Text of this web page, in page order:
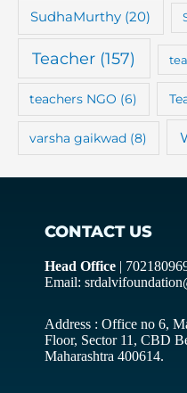
SudhaMurthy (20)
Teacher (157)
teachers NGO (6)
varsha gaikwad (8)
CONTACT US
Head Office |
Email:
Address : Office no 6,
Floor, Sector 11, CBD
Maharashtra 400614.